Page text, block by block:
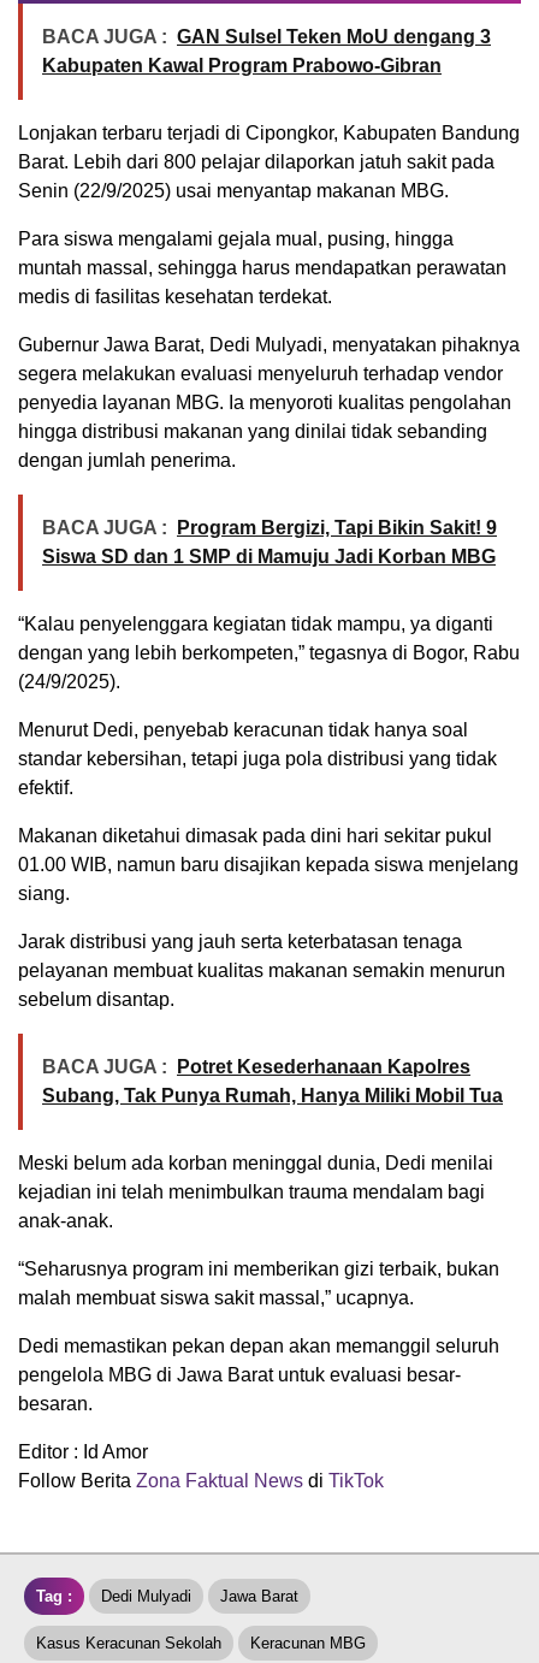
BACA JUGA : GAN Sulsel Teken MoU dengang 3
Kabupaten Kawal Program Prabowo-Gibran
Lonjakan terbaru terjadi di Cipongkor, Kabupaten Bandung
Barat. Lebih dari 800 pelajar dilaporkan jatuh sakit pada
Senin (22/9/2025) usai menyantap makanan MBG.
Para siswa mengalami gejala mual, pusing, hingga
muntah massal, sehingga harus mendapatkan perawatan
medis di fasilitas kesehatan terdekat.
Gubernur Jawa Barat, Dedi Mulyadi, menyatakan pihaknya
segera melakukan evaluasi menyeluruh terhadap vendor
penyedia layanan MBG. Ia menyoroti kualitas pengolahan
hingga distribusi makanan yang dinilai tidak sebanding
dengan jumlah penerima.
BACA JUGA :
Program Bergizi, Tapi Bikin Sakit! 9
Siswa SD dan 1 SMP di Mamuju Jadi Korban MBG
“Kalau penyelenggara kegiatan tidak mampu, ya diganti
dengan yang lebih berkompeten,” tegasnya di Bogor, Rabu
(24/9/2025).
Menurut Dedi, penyebab keracunan tidak hanya soal
standar kebersihan, tetapi juga pola distribusi yang tidak
efektif.
Makanan diketahui dimasak pada dini hari sekitar pukul
01.00 WIB, namun baru disajikan kepada siswa menjelang
siang.
Jarak distribusi yang jauh serta keterbatasan tenaga
pelayanan membuat kualitas makanan semakin menurun
sebelum disantap.
BACA JUGA :
Potret Kesederhanaan Kapolres
Subang, Tak Punya Rumah, Hanya Miliki Mobil Tua
Meski belum ada korban meninggal dunia, Dedi menilai
kejadian ini telah menimbulkan trauma mendalam bagi
anak-anak.
“Seharusnya program ini memberikan gizi terbaik, bukan
malah membuat siswa sakit massal,” ucapnya.
Dedi memastikan pekan depan akan memanggil seluruh
pengelola MBG di Jawa Barat untuk evaluasi besar-
besaran.
Editor : Id Amor
Follow Berita Zona Faktual News di TikTok
Tag : Dedi Mulyadi Jawa Barat
Kasus Keracunan Sekolah Keracunan MBG